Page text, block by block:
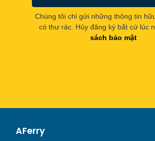
Chúng tôi chỉ gửi những thông tin
có thư rác. Hủy đăng ký bất cứ lúc
sách bảo mật
AFerry